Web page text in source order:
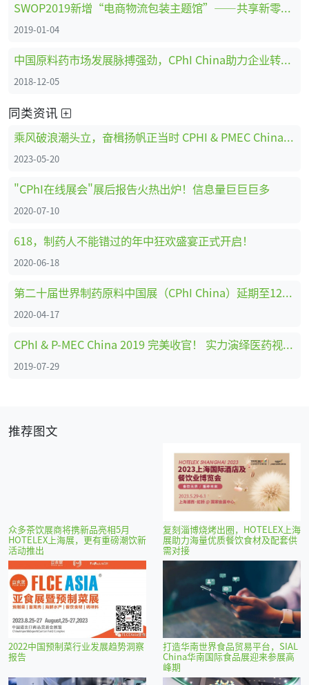
SWOP2019新增“电商物流包装主题馆”——共享新零售时代商机
2019-01-04
中国原料药市场发展脉搏强劲，CPhI China助力企业转型创新、全面升级 ！
2018-12-05
同类资讯
乘风破浪潮头立，奋楫扬帆正当时 CPHI & PMEC China强势回归，共启国际化新征途
2023-05-20
"CPhI在线展会"展后报告火热出炉！信息量巨巨巨多
2020-07-10
618，制药人不能错过的年中狂欢盛宴正式开启！
2020-06-18
第二十届世界制药原料中国展（CPhI China）延期至12月举办
2020-04-17
CPhI & P-MEC China 2019 完美收官！ 实力演绎医药视听盛宴，奏响中国制药时代强音
2019-07-29
推荐图文
众多茶饮展商将携新品亮相5月
HOTELEX上海展，更有重磅潮饮新
活动推出
复刻淄博烧烤出圈，HOTELEX上海
展助力海量优质餐饮食材及配套供
需对接
2022中国预制菜行业发展趋势洞察
报告
打造华南世界食品贸易平台，SIAL
China华南国际食品展迎来参展高
峰期